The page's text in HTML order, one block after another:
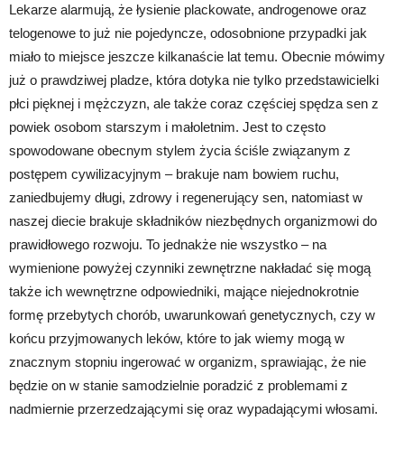
Lekarze alarmują, że łysienie plackowate, androgenowe oraz
telogenowe to już nie pojedyncze, odosobnione przypadki jak
miało to miejsce jeszcze kilkanaście lat temu. Obecnie mówimy
już o prawdziwej pladze, która dotyka nie tylko przedstawicielki
płci pięknej i mężczyzn, ale także coraz częściej spędza sen z
powiek osobom starszym i małoletnim. Jest to często
spowodowane obecnym stylem życia ściśle związanym z
postępem cywilizacyjnym – brakuje nam bowiem ruchu,
zaniedbujemy długi, zdrowy i regenerujący sen, natomiast w
naszej diecie brakuje składników niezbędnych organizmowi do
prawidłowego rozwoju. To jednakże nie wszystko – na
wymienione powyżej czynniki zewnętrzne nakładać się mogą
także ich wewnętrzne odpowiedniki, mające niejednokrotnie
formę przebytych chorób, uwarunkowań genetycznych, czy w
końcu przyjmowanych leków, które to jak wiemy mogą w
znacznym stopniu ingerować w organizm, sprawiając, że nie
będzie on w stanie samodzielnie poradzić z problemami z
nadmiernie przerzedzającymi się oraz wypadającymi włosami.